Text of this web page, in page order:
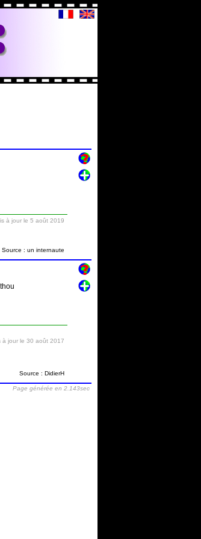
à jour le 5 août 2019
Source : un internaute
à jour le 30 août 2017
Source : DidierH
Page générée en 2.143sec